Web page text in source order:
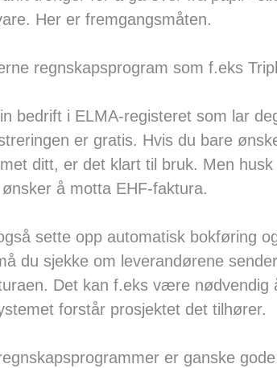
Her er fremgangsmåten.
regnskapsprogram som f.eks
bedrift i ELMA-registeret som lar
er gratis. Hvis du bare
ditt, er det klart til bruk. Men
å motta EHF-faktura.
sette opp automatisk bokføring
du sjekke om leverandørene
Det kan f.eks være nødvendig
forstår prosjektet det tilhører.
er ganske